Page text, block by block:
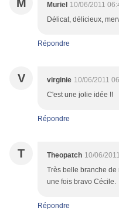
M Muriel 10/06/2011
Délicat, délicieux,
Répondre
V virginie 10/06/2011
C'est une jolie idée !!
Répondre
T Theopatch 10/06/
Très belle branche de
une fois bravo Cécile.
Répondre